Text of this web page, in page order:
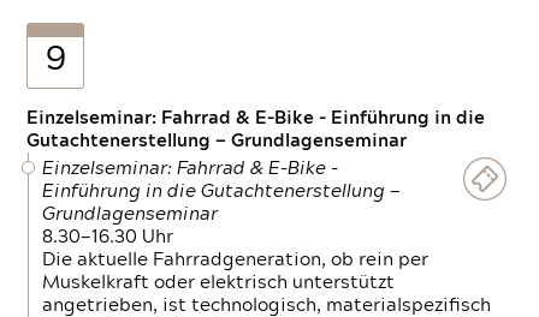
9
Einzelseminar: Fahrrad & E-Bike - Einführung in die
Gutachtenerstellung — Grundlagenseminar
Einzelseminar: Fahrrad & E-Bike -
Einführung in die Gutachtenerstellung —
Grundlagenseminar
8.30—16.30 Uhr
Die aktuelle Fahrradgeneration, ob rein per
Muskelkraft oder elektrisch unterstützt
angetrieben, ist technologisch, materialspezifisch